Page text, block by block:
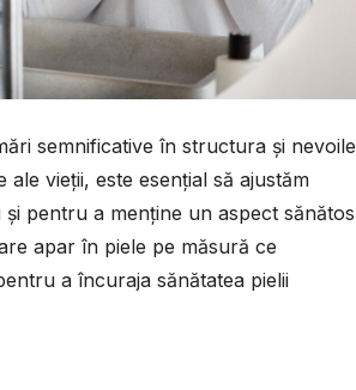
semnificative în structura și nevoile
vieții, este esențial să ajustăm
pentru a menține un aspect sănătos
apar în piele pe măsură ce
a încuraja sănătatea pielii